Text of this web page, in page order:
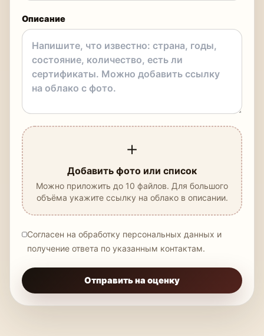
Описание
＋
Добавить фото или список
Можно приложить до 10 файлов. Для большого
объёма укажите ссылку на облако в описании.
Согласен на обработку персональных данных и
получение ответа по указанным контактам.
Отправить на оценку